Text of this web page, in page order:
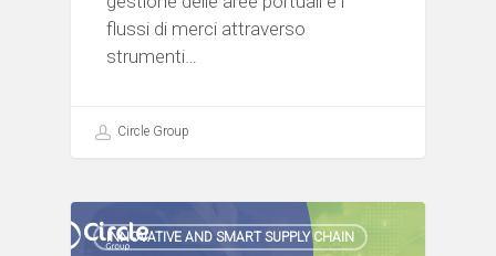
flussi di merci attraverso
strumenti…
Circle Group
INNOVATIVE AND SMART SUPPLY CHAIN